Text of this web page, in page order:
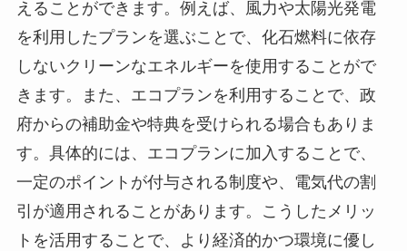
えることができます。例えば、風力や太陽光発電
を利用したプランを選ぶことで、化石燃料に依存
しないクリーンなエネルギーを使用することがで
きます。また、エコプランを利用することで、政
府からの補助金や特典を受けられる場合もありま
す。具体的には、エコプランに加入することで、
一定のポイントが付与される制度や、電気代の割
引が適用されることがあります。こうしたメリッ
トを活用することで、より経済的かつ環境に優し